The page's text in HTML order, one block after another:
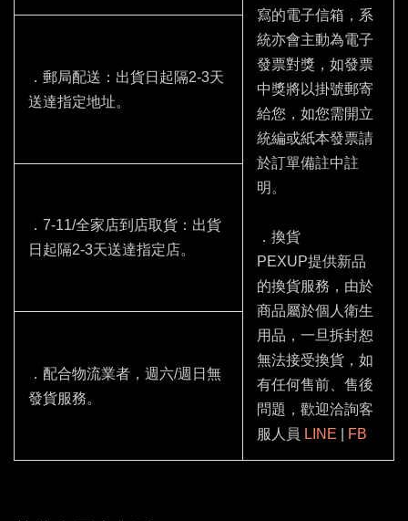
寫的電子信箱，系
統亦會主動為電子
發票對獎，如發票
中獎將以掛號郵寄
給您，如您需開立
統編或紙本發票請
於訂單備註中註
明。
．換貨
PEXUP提供新品
的換貨服務，由於
商品屬於個人衛生
用品，一旦拆封恕
無法接受換貨，如
有任何售前、售後
問題，歡迎洽詢客
服人員 LINE FB
．郵局配送：出貨日起隔2-3天
送達指定地址。
．7-11/全家店到店取貨：出貨
日起隔2-3天送達指定店。
．配合物流業者，週六/週日無
發貨服務。